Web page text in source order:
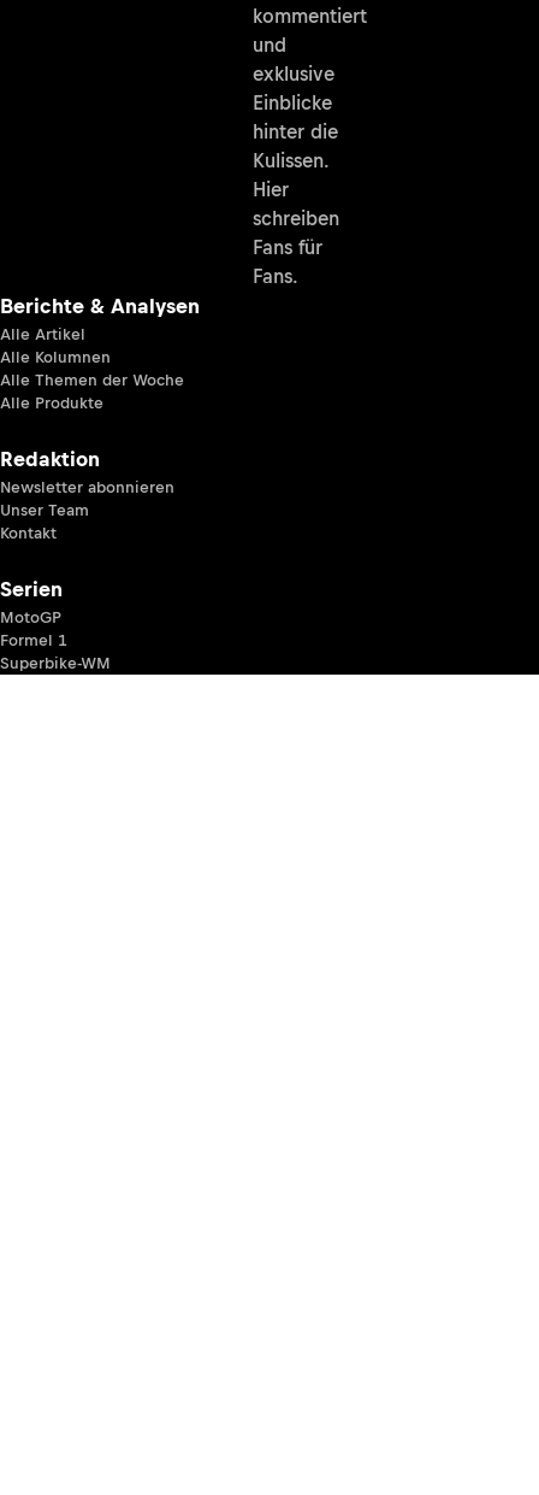
kommentiert
und
exklusive
Einblicke
hinter die
Kulissen.
Hier
schreiben
Fans für
Fans.
Berichte & Analysen
Alle Artikel
Alle Kolumnen
Alle Themen der Woche
Alle Produkte
Redaktion
Newsletter abonnieren
Unser Team
Kontakt
Serien
MotoGP
Formel 1
Superbike-WM